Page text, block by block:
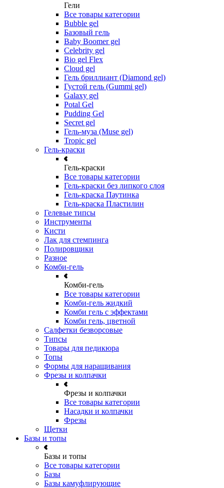
Гели
Все товары категории
Bubble gel
Базовый гель
Baby Boomer gel
Celebrity gel
Bio gel Flex
Cloud gel
Гель бриллиант (Diamond gel)
Густой гель (Gummi gel)
Galaxy gel
Potal Gel
Pudding Gel
Secret gel
Гель-муза (Muse gel)
Tropic gel
Гель-краски
Гель-краски
Все товары категории
Гель-краски без липкого слоя
Гель-краска Паутинка
Гель-краска Пластилин
Гелевые типсы
Инструменты
Кисти
Лак для стемпинга
Полировщики
Разное
Комби-гель
Комби-гель
Все товары категории
Комби-гель жидкий
Комби гель с эффектами
Комби гель, цветной
Салфетки безворсовые
Типсы
Товары для педикюра
Топы
Формы для наращивания
Фрезы и колпачки
Фрезы и колпачки
Все товары категории
Насадки и колпачки
Фрезы
Щетки
Базы и топы
Базы и топы
Все товары категории
Базы
Базы камуфлирующие